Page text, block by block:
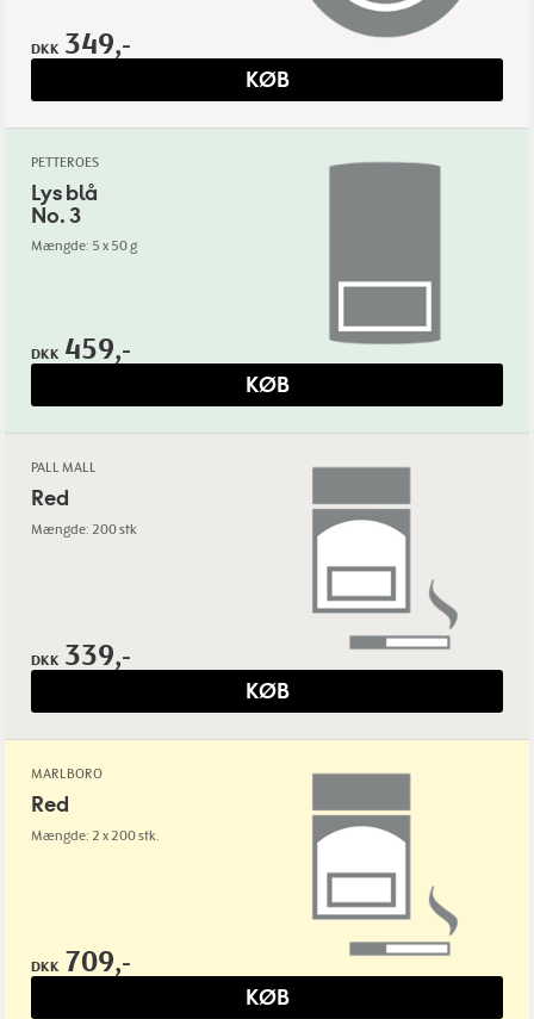
DKK 349,-
KØB
PETTEROES
Lys blå
No. 3
Mængde: 5 x 50 g
DKK 459,-
KØB
PALL MALL
Red
Mængde: 200 stk
DKK 339,-
KØB
MARLBORO
Red
Mængde: 2 x 200 stk.
DKK 709,-
KØB